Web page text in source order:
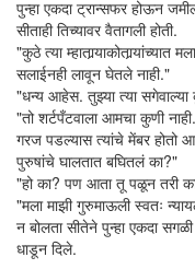
पुन्हा एकदा ट्रान्सफर होऊन
सीताही तिच्यावर वैतागली होती.
"कुठे त्या
सलाईनही लावून घेतले नाही."
"धन्य आहेस. तुझ्या त्या
"तो शर्टपँटवाला आमचा कुणी
गरज पडल्यास त्यांचे मेंबर होतो
पुरुषांचे घालतात बघितलं का?"
"हो का? पण आता तू पळून तरी
"मला माझी गुरुमाऊली स्वतः
न बोलता सीतेने पुन्हा एकदा
धाडून दिले.